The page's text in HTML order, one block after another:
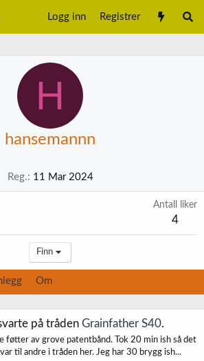
Logg inn Registrer
H
hansemannn
Reg. 11 Mar 2024
Antall liker
4
Finn
Om
på tråden Grainfather S40.
føtter av grove patentbånd. Tok 20 min ish så det
til andre i tråden her. Jeg har 30 brygg ish...